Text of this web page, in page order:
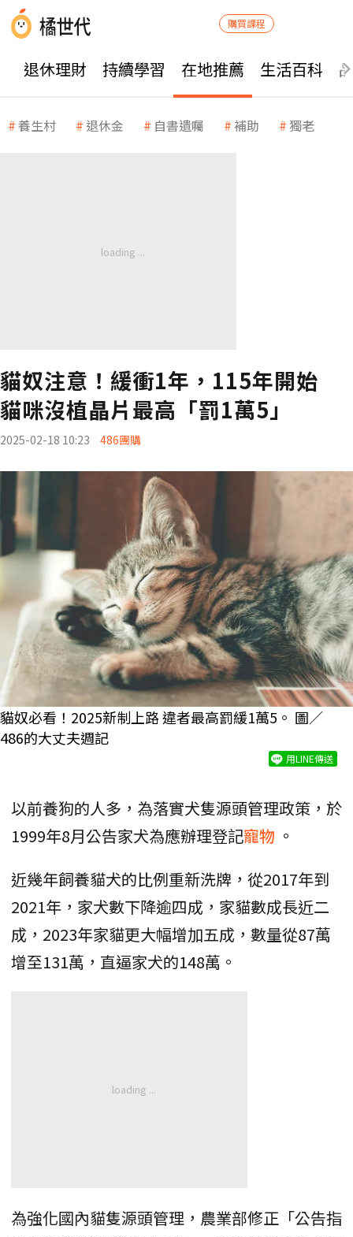
購買課程
退休理財 持續學習 在地推薦 生活百科
養生村 退休金 自書遺囑 補助 獨老
貓奴注意！緩衝1年，115年開始
貓咪沒植晶片最高「罰1萬5」
2025-02-18 10:23 486團購
貓奴必看！2025新制上路 違者最高罰緩1萬5。 圖／
486的大丈夫週記
用LINE傳送
以前養狗的人多，為落實犬隻源頭管理政策，於
1999年8月公告家犬為應辦理登記寵物 。
近幾年飼養貓犬的比例重新洗牌，從2017年到
2021年，家犬數下降逾四成，家貓數成長近二
成，2023年家貓更大幅增加五成，數量從87萬
增至131萬，直逼家犬的148萬。
為強化國內貓隻源頭管理，農業部修正「公告指